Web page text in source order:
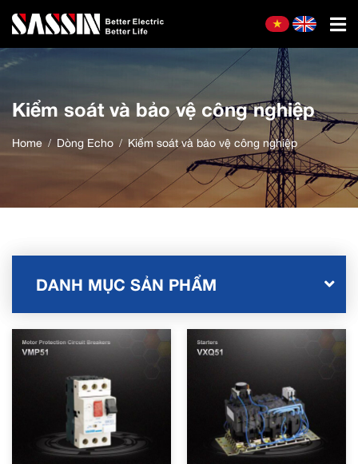
Kiểm soát và bảo vệ công nghiệp
Home Dòng Echo Kiểm soát và bảo vệ công nghiệp
DANH MỤC SẢN PHẨM